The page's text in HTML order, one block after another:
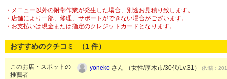
・メニュー以外の附帯作業が発生した場合、別途お見積り致します。
・店舗により一部、修理、サポートができない場合がございます。
・お支払いは現金または指定のクレジットカードとなります。
おすすめのクチコミ （1 件）
このお店・スポットの
推薦者
yoneko さん （女性/厚木市/30代/Lv.31） (投稿：